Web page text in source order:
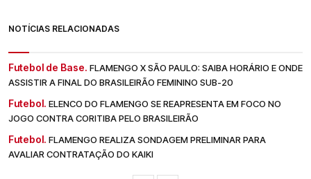
NOTÍCIAS RELACIONADAS
Futebol de Base. FLAMENGO X SÃO PAULO: SAIBA HORÁRIO E ONDE
ASSISTIR A FINAL DO BRASILEIRÃO FEMININO SUB-20
Futebol. ELENCO DO FLAMENGO SE REAPRESENTA EM FOCO NO
JOGO CONTRA CORITIBA PELO BRASILEIRÃO
Futebol. FLAMENGO REALIZA SONDAGEM PRELIMINAR PARA
AVALIAR CONTRATAÇÃO DO KAIKI